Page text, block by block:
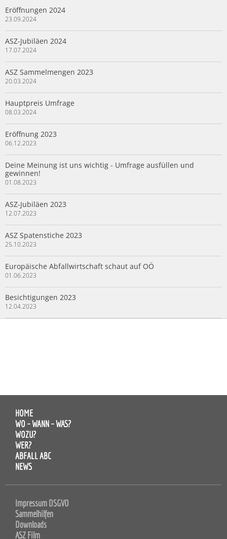
Eröffnungen 2024
23.09.2024
ASZ-Jubiläen 2024
17.07.2024
ASZ Sammelmengen 2023
20.03.2024
Hauptpreis Umfrage
08.03.2024
Eröffnung 2023
06.12.2023
Deine Meinung ist uns wichtig - Umfrage ausfüllen und
gewinnen!
01.08.2023
ASZ-Jubiläen 2023
12.07.2023
ASZ Spatenstiche 2023
25.10.2023
Europäische Abfallwirtschaft schaut auf OÖ
01.06.2023
Besichtigungen 2023
12.04.2023
HOME
WO – WANN – WAS?
WOZU?
WER?
ABFALL ABC
NEWS
Impressum DSGVO
Sammelhilfen
Downloads
ASZ Film